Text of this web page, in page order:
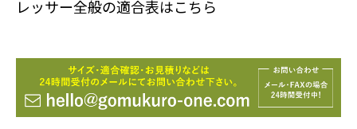
レッサー全般の適合表はこちら